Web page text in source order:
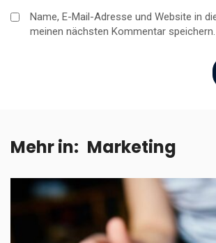
Name, E-Mail-Adresse und Website in
meinen nächsten Kommentar speichern.
Mehr in: Marketing